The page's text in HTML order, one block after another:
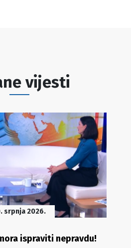
vijesti
srpnja 2026.
ispraviti nepravdu!